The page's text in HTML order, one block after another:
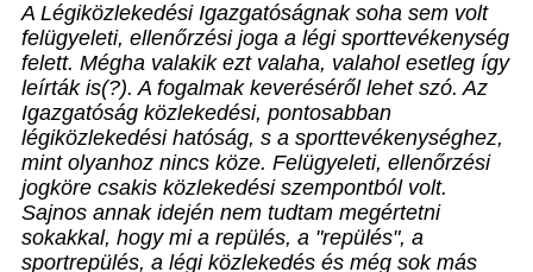
A Légiközlekedési Igazgatóságnak soha sem volt
felügyeleti, ellenőrzési joga a légi sporttevékenység
felett. Mégha valakik ezt valaha, valahol esetleg így
leírták is(?). A fogalmak keveréséről lehet szó. Az
Igazgatóság közlekedési, pontosabban
légiközlekedési hatóság, s a sporttevékenységhez,
mint olyanhoz nincs köze. Felügyeleti, ellenőrzési
jogköre csakis közlekedési szempontból volt.
Sajnos annak idején nem tudtam megértetni
sokakkal, hogy mi a repülés, a "repülés", a
sportrepülés, a légi közlekedés és még sok más